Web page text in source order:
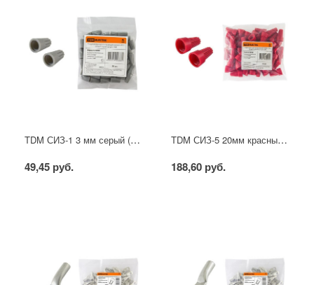
TDM СИЗ-1 3 мм серый (50шт)
49,45 руб.
TDM СИЗ-5 20мм красный (50шт)
188,60 руб.